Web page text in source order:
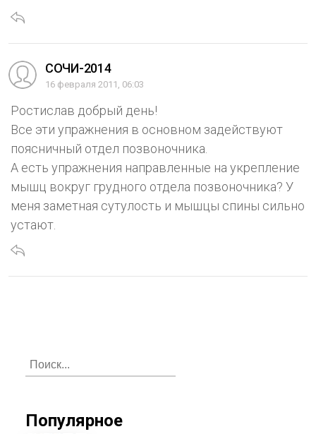
СОЧИ-2014
16 февраля 2011, 06:03
Ростислав добрый день!
Все эти упражнения в основном задействуют
поясничный отдел позвоночника.
А есть упражнения направленные на укрепление
мышц вокруг грудного отдела позвоночника? У
меня заметная сутулость и мышцы спины сильно
устают.
Популярное